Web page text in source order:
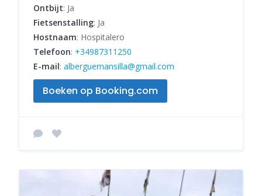
Ontbijt: Ja
Fietsenstalling: Ja
Hostnaam: Hospitalero
Telefoon: +34987311250
E-mail: alberguemansilla@gmail.com
Boeken op Booking.com